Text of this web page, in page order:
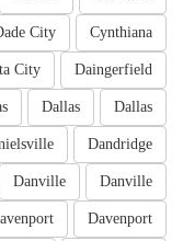
Cynthiana
City
Daingerfield
City
Dallas
Dallas
Dandridge
Danville
Danville
Davenport